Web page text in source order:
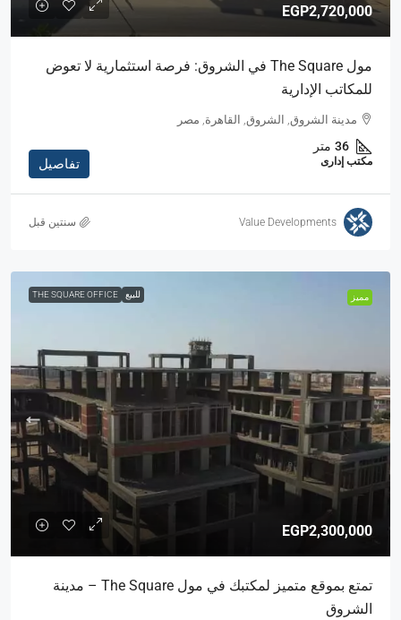
EGP2,720,000
مول The Square في الشروق: فرصة استثمارية لا تعوض
للمكاتب الإدارية
مدينة الشروق, الشروق, القاهرة, مصر
36 متر
مكتب إدارى تفاصيل
Value Developments ‏سنتين قبل
مميز للبيع THE SQUARE OFFICE
EGP2,300,000
تمتع بموقع متميز لمكتبك في مول The Square – مدينة
الشروق